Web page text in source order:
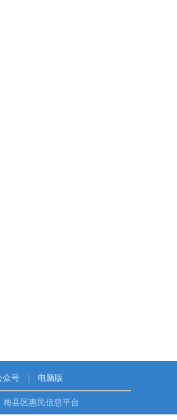
众号 电脑版
梅县区惠民信息平台